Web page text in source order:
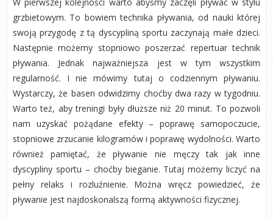
grzbietowym. To bowiem technika pływania, od nauki której
swoją przygodę z tą dyscypliną sportu zaczynają małe dzieci.
Następnie możemy stopniowo poszerzać repertuar technik
pływania. Jednak najważniejsza jest w tym wszystkim
regularność. I nie mówimy tutaj o codziennym pływaniu.
Wystarczy, że basen odwidzimy choćby dwa razy w tygodniu.
Warto też, aby treningi były dłuższe niż 20 minut. To pozwoli
nam uzyskać pożądane efekty – poprawę samopoczucie,
stopniowe zrzucanie kilogramów i poprawę wydolności. Warto
również pamiętać, że pływanie nie męczy tak jak inne
dyscypliny sportu – choćby bieganie. Tutaj możemy liczyć na
pełny relaks i rozluźnienie. Można wręcz powiedzieć, że
pływanie jest najdoskonalszą formą aktywności fizycznej.